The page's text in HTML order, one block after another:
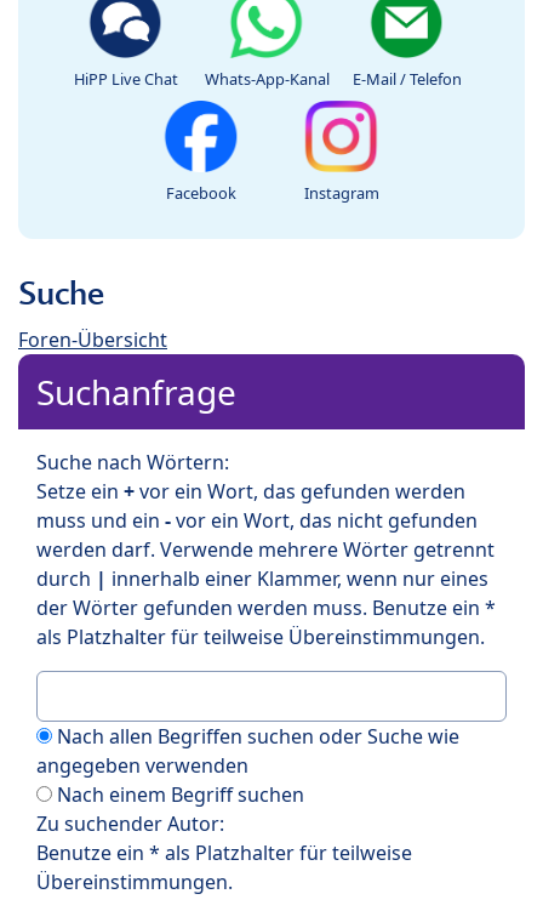
HiPP Live Chat Whats-App-Kanal E-Mail / Telefon
Facebook Instagram
Suche
Foren-Übersicht
Suchanfrage
Suche nach Wörtern:
Setze ein +vor ein Wort, das gefunden werden
muss und ein -vor ein Wort, das nicht gefunden
werden darf. Verwende mehrere Wörter getrennt
durch | innerhalb einer Klammer, wenn nur eines
der Wörter gefunden werden muss. Benutze ein *
als Platzhalter für teilweise Übereinstimmungen.
Nach allen Begriffen suchen oder Suche wie
angegeben verwenden
Nach einem Begriff suchen
Zu suchender Autor:
Benutze ein * als Platzhalter für teilweise
Übereinstimmungen.